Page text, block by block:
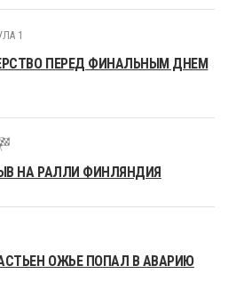
1
ПЕРЕД ФИНАЛЬНЫМ ДНЕМ
НА РАЛЛИ ФИНЛЯНДИЯ
ОЖЬЕ ПОПАЛ В АВАРИЮ